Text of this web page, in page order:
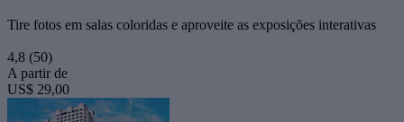
Tire fotos em salas coloridas e aproveite as exposições interativas
4,8 (50)
A partir de
US$ 29,00